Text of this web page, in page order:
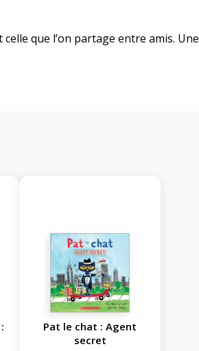
que l’on partage entre amis. Une
Pat le chat : Agent
secret